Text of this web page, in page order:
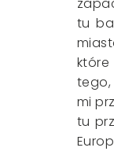
tu
tego,
mi
tu